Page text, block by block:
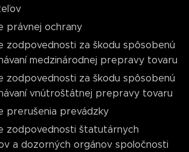
právnej ochrany
zodpovednosti za škodu spôsobenú
medzinárodnej prepravy tovaru
zodpovednosti za škodu spôsobenú
vnútroštátnej prepravy tovaru
prerušenia prevádzky
zodpovednosti štatutárnych
a dozorných orgánov spoločnosti